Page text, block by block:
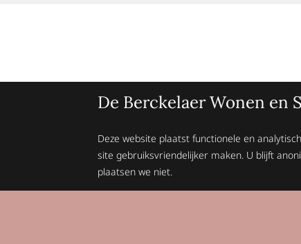
De Berckelaer Wonen en
Deze website plaatst functionele en
site gebruiksvriendelijker maken. U blijft
plaatsen we niet.